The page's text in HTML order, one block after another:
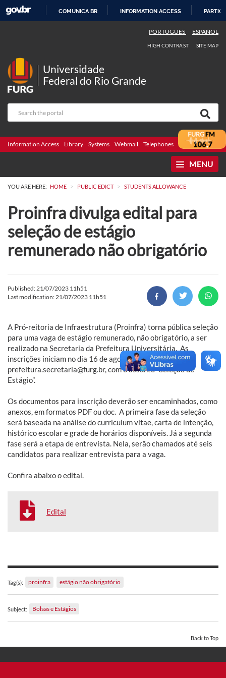
COMUNICA BR INFORMATION ACCESS
PORTUGUÊS ESPAÑOL
HIGH CONTRAST SITE MAP
Universidade
Federal do Rio Grande
Information Access Library Systems Webmail Telephones Bidding
MENU
YOU ARE HERE: HOME > PUBLIC EDICT > STUDENTS ALLOWANCE
Proinfra divulga edital para
seleção de estágio
remunerado não obrigatório
Published: 21/07/2023 11h51
Last modification: 21/07/2023 11h51
A Pró-reitoria de Infraestrutura (Proinfra) torna pública seleção
para uma vaga de estágio remunerado, não obrigatório, a ser
realizado na Secretaria da Prefeitura Universitária. As
inscrições iniciam no dia 16 de agosto por meio do e-mail
prefeitura.secretaria@furg.br, com o assunto “Seleção de
Estágio”.
Os documentos para inscrição deverão ser encaminhados, como
anexos, em formatos PDF ou doc. A primeira fase da seleção
será baseada na análise do curriculum vitae, carta de intenção,
histórico escolar e grade de horários disponíveis. Já a segunda
fase será a etapa de entrevista. Nela, serão chamados até seis
candidatos para realizar entrevista para a vaga.
Confira abaixo o edital.
Edital
Tag(s): proinfra estágio não obrigatório
Subject: Bolsas e Estágios
Back to Top